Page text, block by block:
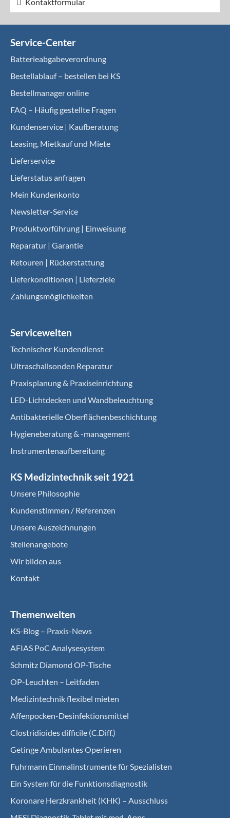
Service-Center
Batterieabgabeverordnung
Bestellablauf – bestellen bei KS
Bestellmanager online
FAQ – Häufig gestellte Fragen
Kundenservice | Kaufberatung
Leasing, Mietkauf und Miete
Lieferservice
Lieferstatus anfragen
Mein Kundenkonto
Newsletter-Service
Produktvorführung | Einweisung
Reparatur | Garantie
Retouren | Rückerstattung
Lieferkonditionen | Lieferziele
Zahlungsmöglichkeiten
Servicewelten
Technischer Kundendienst
Ultraschallsonden Reparatur
Praxisplanung & Praxiseinrichtung
LED-Lichtdecken und Wandbeleuchtung
Antibakterielle Oberflächenbeschichtung
Hygieneberatung & -management
Instrumentenaufbereitung
KS Medizintechnik seit 1921
Unsere Philosophie
Kundenstimmen / Referenzen
Unsere Auszeichnungen
Stellenangebote
Wir bilden aus
Kontakt
Themenwelten
KS-Blog – Praxis-News
AFIAS PoC Analysesystem
Schmitz Diamond OP-Tische
OP-Leuchten – Leitfaden
Medizintechnik flexibel mieten
Affenpocken-Desinfektionsmittel
Clostridioides difficile (C.Diff.)
Getinge Ambulantes Operieren
Fuhrmann Einmalinstrumente für Spezialisten
Ein System für die Funktionsdiagnostik
Koro­nare Herz­krank­heit (KHK) – Ausschluss